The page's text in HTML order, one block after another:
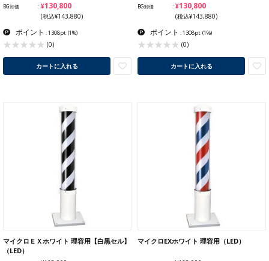
BG卸価 ¥130,800
(税込¥143,880)
ポイント : 1308pt (1%)
(0)
カートに入れる
BG卸価 ¥130,800
(税込¥143,880)
ポイント : 1308pt (1%)
(0)
カートに入れる
マイクロＥＸホワイト 理容用【白黒セル】
（LED）
マイクロEXホワイト 理容用（LED）